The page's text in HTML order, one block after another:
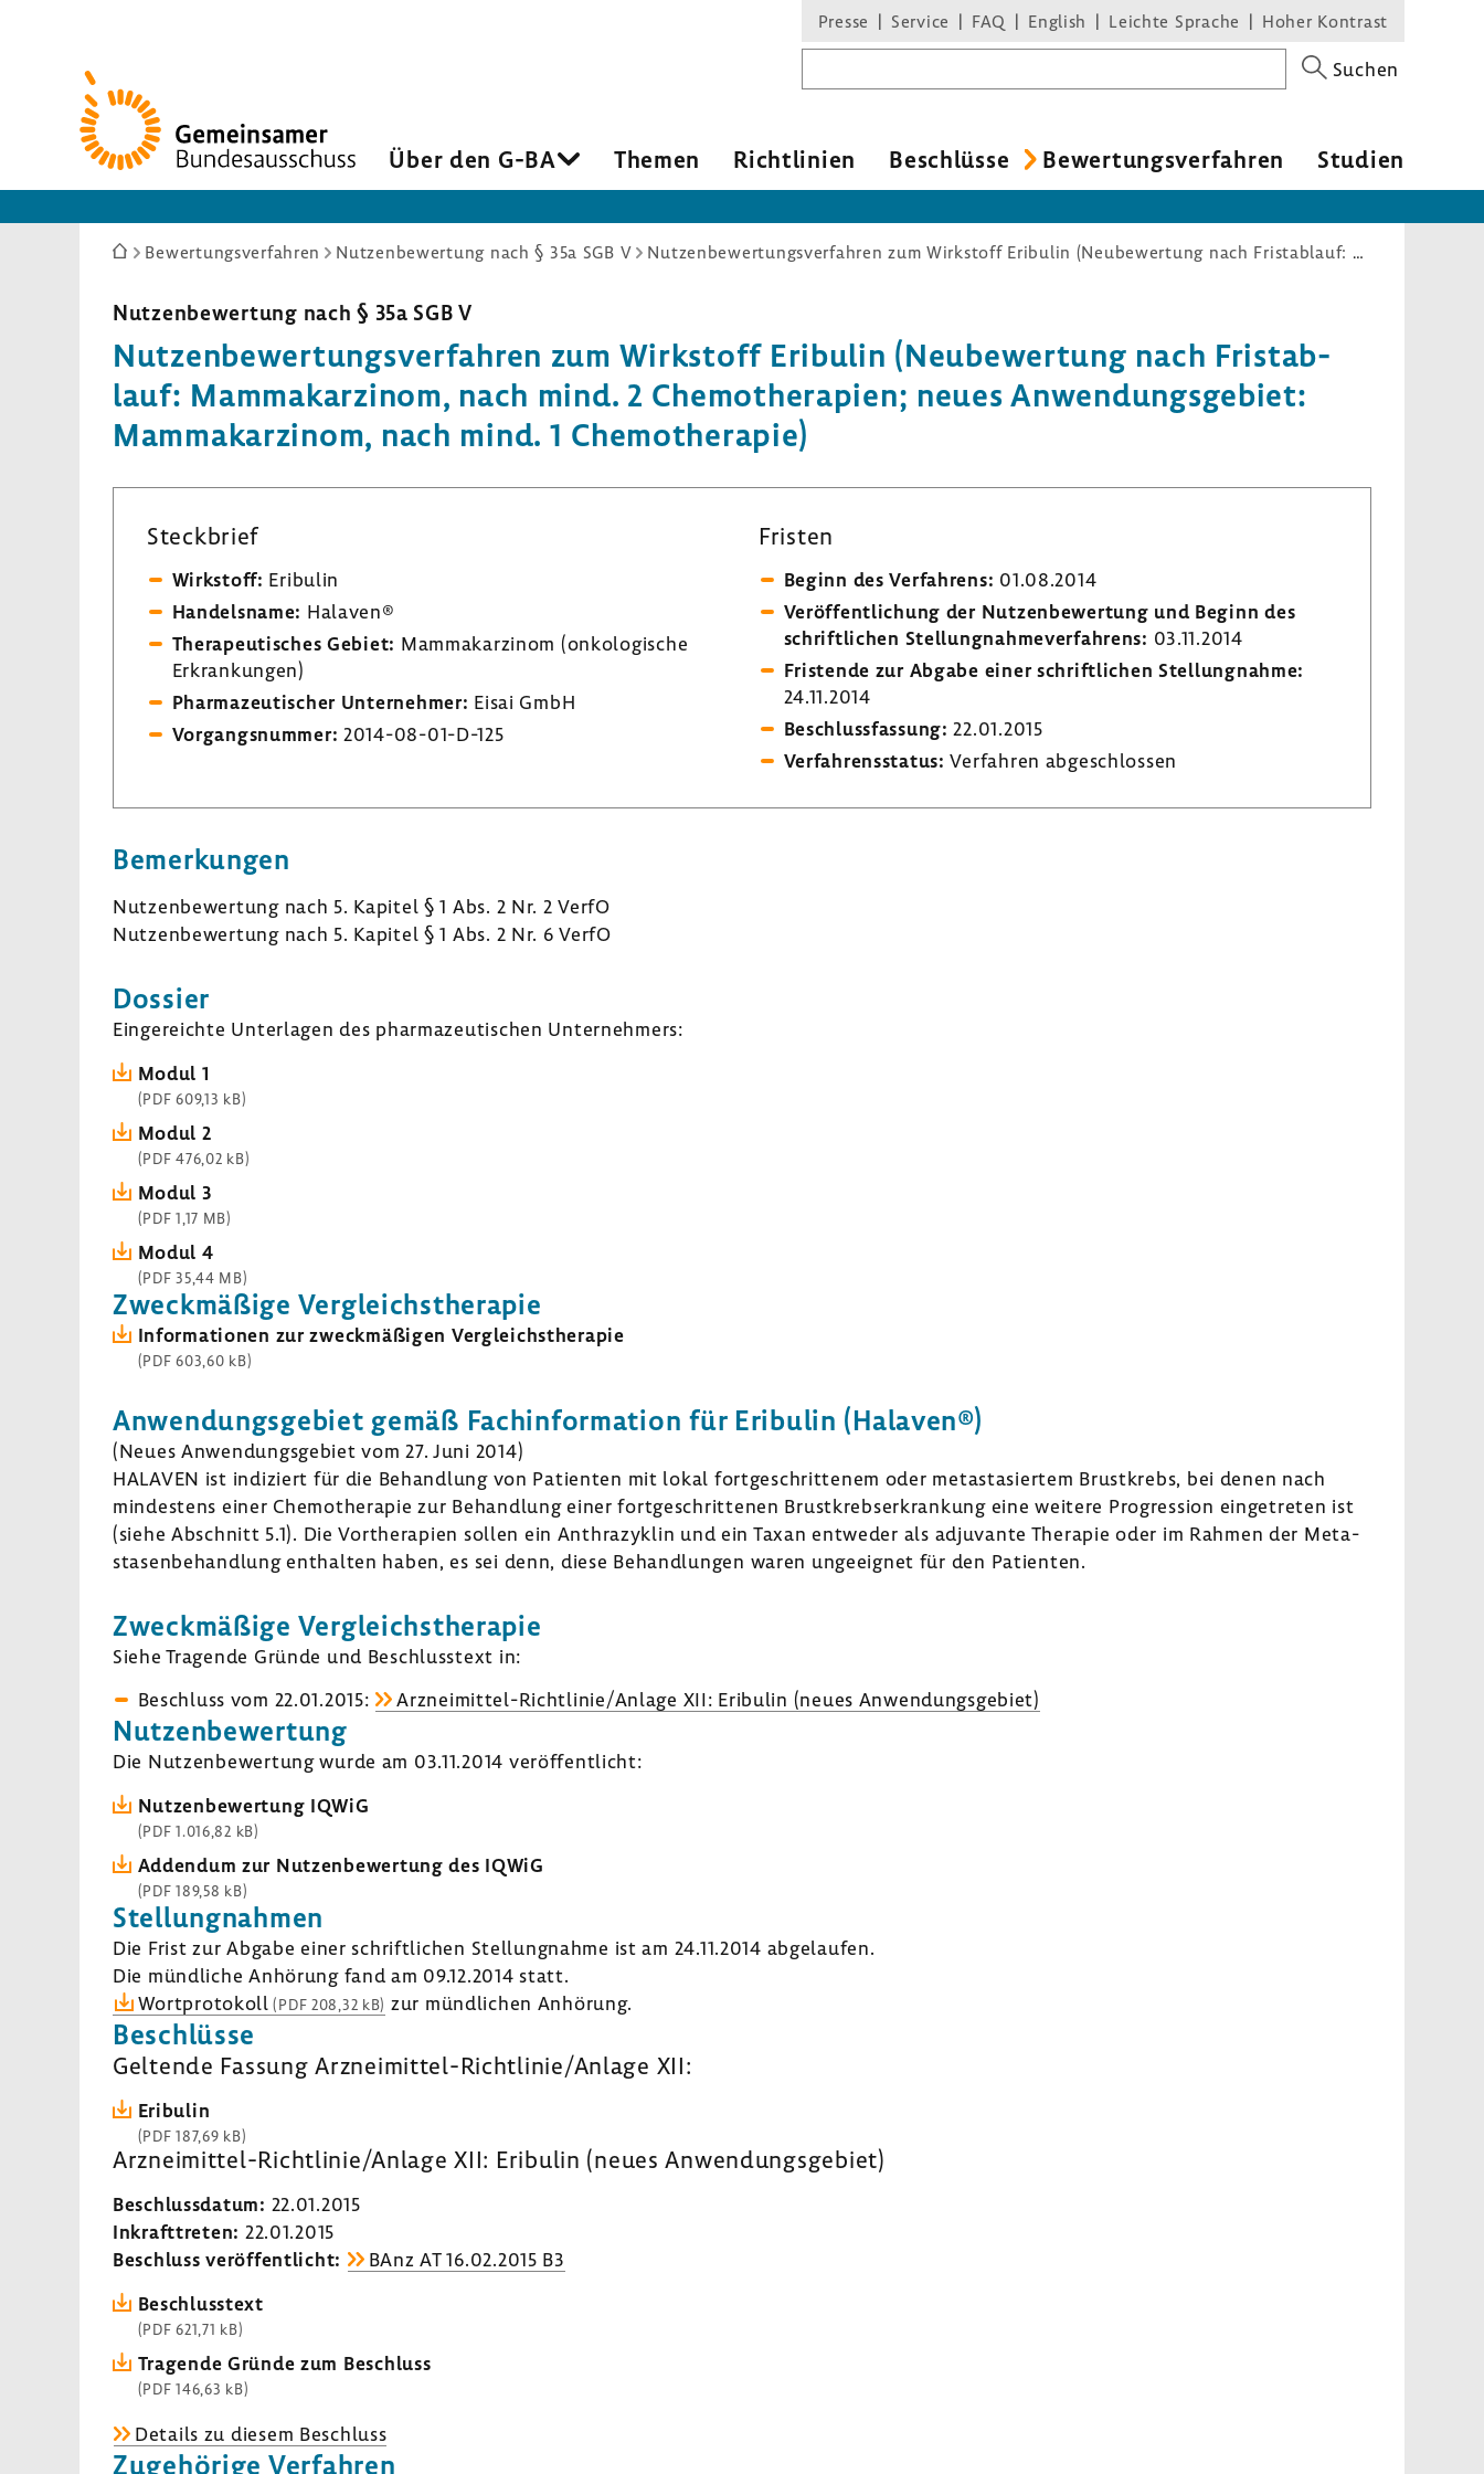
Zur
Startseite
Presse Service FAQ English Leichte Sprache Hoher Kontrast
Suchen
Über den G-BA Themen Richt­li­nien Beschlüsse Bewer­tungs­ver­fahren Studien
Sie
hier:
Bewertungsverfahren Nutzenbewertung nach § 35a SGB V Nutzenbewertungsverfahren zum Wirkstoff Eribulin (Neubewertung nach Fristablauf: Mammakarzinom, nach mind. 2 Chemotherapien; neues Anwendungsgebiet: Mammakarzinom, nach mind. 1 Chemotherapie)
Nutzen­be­wer­tung nach § 35a SGB V
Nutzen­be­wer­tungs­ver­fahren zum Wirk­stoff Eribulin (Neube­wer­tung nach Frist­ab­
lauf: Mamma­kar­zinom, nach mind. 2 Chemo­the­ra­pien; neues Anwen­dungs­ge­biet:
Mamma­kar­zinom, nach mind. 1 Chemo­the­rapie)
Steck­brief
Wirk­stoff: Eribulin
Handels­name: Halaven®
Thera­peu­ti­sches Gebiet: Mamma­kar­zinom (onko­lo­gi­sche
Erkran­kungen)
Phar­ma­zeu­ti­scher Unter­nehmer: Eisai GmbH
Vorgangs­nummer: 2014-​08-01-D-125
Fristen
Beginn des Verfah­rens: 01.08.2014
Veröf­fent­li­chung der Nutzen­be­wer­tung und Beginn des
schrift­li­chen Stel­lung­nah­me­ver­fah­rens: 03.11.2014
Fris­tende zur Abgabe einer schrift­li­chen Stel­lung­nahme:
24.11.2014
Beschluss­fas­sung: 22.01.2015
Verfah­rens­status: Verfahren abge­schlossen
Bemer­kungen
Nutzen­be­wer­tung nach 5. Kapitel § 1 Abs. 2 Nr. 2 VerfO
Nutzen­be­wer­tung nach 5. Kapitel § 1 Abs. 2 Nr. 6 VerfO
Dossier
Einge­reichte Unter­lagen des phar­ma­zeu­ti­schen Unter­neh­mers:
Modul 1
(PDF 609,13 kB)
Modul 2
(PDF 476,02 kB)
Modul 3
(PDF 1,17 MB)
Modul 4
(PDF 35,44 MB)
Zweck­mä­ßige Vergleichs­the­rapie
Infor­ma­tionen zur zweck­mä­ßigen Vergleichs­the­rapie
(PDF 603,60 kB)
Anwen­dungs­ge­biet gemäß Fach­in­for­ma­tion für Eribulin (Halaven®)
(Neues Anwen­dungs­ge­biet vom 27. Juni 2014)
HALAVEN ist indi­ziert für die Behand­lung von Pati­enten mit lokal fort­ge­schrit­tenem oder meta­stasiertem Brust­krebs, bei denen nach
mindes­tens einer Chemo­the­rapie zur Behand­lung einer fort­ge­schrit­tenen Brust­krebs­er­kran­kung eine weitere Progres­sion einge­treten ist
(siehe Abschnitt 5.1). Die Vorthe­ra­pien sollen ein Anthra­zy­klin und ein Taxan entweder als adju­vante Therapie oder im Rahmen der Meta­
sta­sen­be­hand­lung enthalten haben, es sei denn, diese Behand­lungen waren unge­eignet für den Pati­enten.
Zweck­mä­ßige Vergleichs­the­rapie
Siehe Tragende Gründe und Beschluss­text in:
Beschluss vom 22.01.2015:
Arzneimittel-​Richtlinie/Anlage XII: Eribulin (neues Anwen­dungs­ge­biet)
Nutzen­be­wer­tung
Die Nutzen­be­wer­tung wurde am 03.11.2014 veröf­fent­licht:
Nutzen­be­wer­tung IQWiG
(PDF 1.016,82 kB)
Addendum zur Nutzen­be­wer­tung des IQWiG
(PDF 189,58 kB)
Stel­lung­nahmen
Die Frist zur Abgabe einer schrift­li­chen Stel­lung­nahme ist am 24.11.2014 abge­laufen.
Die münd­liche Anhö­rung fand am 09.12.2014 statt.
Wort­pro­to­koll (PDF 208,32 kB) zur münd­li­chen Anhö­rung.
Beschlüsse
Geltende Fassung Arzneimittel-​Richtlinie/Anlage XII:
Eribulin
(PDF 187,69 kB)
Arzneimittel-​Richtlinie/Anlage XII: Eribulin (neues Anwen­dungs­ge­biet)
Beschluss­datum: 22.01.2015
Inkraft­treten: 22.01.2015
Beschluss veröf­fent­licht:
BAnz AT 16.02.2015 B3
Beschluss­text
(PDF 621,71 kB)
Tragende Gründe zum Beschluss
(PDF 146,63 kB)
Details zu diesem Beschluss
Zuge­hö­rige Verfahren